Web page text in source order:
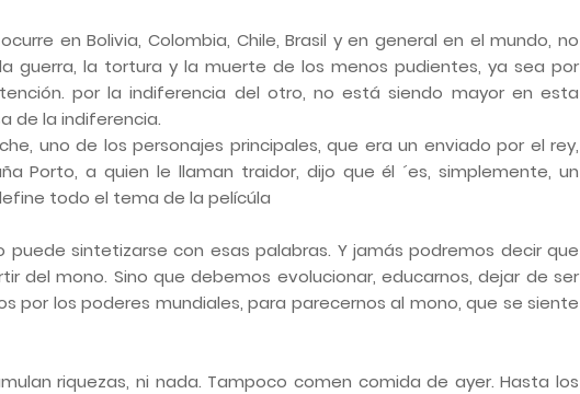
en Bolivia, Colombia, Chile, Brasil y en general en el mundo, no
guerra, la tortura y la muerte de los menos pudientes, ya sea por
por la indiferencia del otro, no está siendo mayor en esta
de la indiferencia.
uno de los personajes principales, que era un enviado por el rey,
Porto, a quien le llaman traidor, dijo que él ´es, simplemente, un
todo el tema de la pelícúla
sintetizarse con esas palabras. Y jamás podremos decir que
del mono. Sino que debemos evolucionar, educarnos, dejar de ser
por los poderes mundiales, para parecernos al mono, que se siente
riquezas, ni nada. Tampoco comen comida de ayer. Hasta los